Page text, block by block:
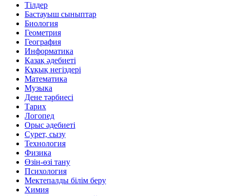
Тілдер
Бастауыш сыныптар
Биология
Геометрия
География
Информатика
Қазақ әдебиеті
Құқық негіздері
Математика
Музыка
Дене тәрбиесі
Тарих
Логопед
Орыс әдебиеті
Сурет, сызу
Технология
Физика
Өзін-өзі тану
Психология
Мектепалды білім беру
Химия